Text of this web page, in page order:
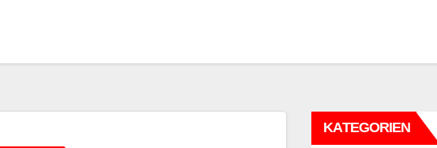
KATEGORIEN